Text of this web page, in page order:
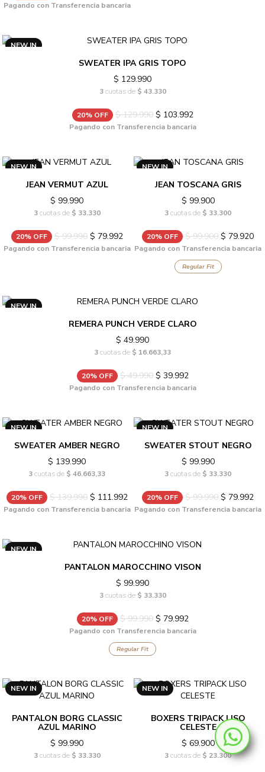
Pagando con Transferencia bancaria
NEW IN
SWEATER IPA GRIS TOPO
$ 129.990
3cuotas de $ 43.330
20% OFF $ 129.990$ 103.992
Pagando con Transferencia bancaria
NEW IN
JEAN VERMUT AZUL
$ 99.990
3cuotas de $ 33.330
20% OFF $ 99.990$ 79.992
Pagando con Transferencia bancaria
NEW IN
JEAN TOSCANA GRIS
$ 99.900
3cuotas de $ 33.300
20% OFF $ 99.900 $ 79.920
Pagando con Transferencia bancaria
Regular Fit
NEW IN
REMERA PUNCH VERDE CLARO
$ 49.990
3cuotas de $ 16.663,33
20% OFF $ 49.990$ 39.992
Pagando con Transferencia bancaria
NEW IN
SWEATER AMBER NEGRO
$ 139.990
3cuotas de $ 46.663,33
20% OFF $ 139.990$ 111.992
Pagando con Transferencia bancaria
NEW IN
SWEATER STOUT NEGRO
$ 99.990
3cuotas de $ 33.330
20% OFF $ 99.990 $ 79.992
Pagando con Transferencia bancaria
NEW IN
PANTALON MAROCCHINO VISON
$ 99.990
3cuotas de $ 33.330
20% OFF $ 99.990$ 79.992
Pagando con Transferencia bancaria
Regular Fit
NEW IN
PANTALON BORG CLASSIC
AZUL MARINO
$ 99.990
3cuotas de $ 33.330
NEW IN
BOXERS TRIPACK LISO
CELESTE
$ 69.900
3cuotas de $ 23.300